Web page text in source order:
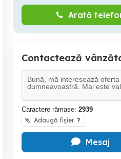
Arată
Contactează
Caractere rămase: 2939
Adaugă fișier ?
Mesaj